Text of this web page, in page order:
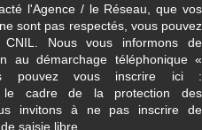
l'Agence / le Réseau, que vos
sont pas respectés, vous pouvez
Nous vous informons de
au démarchage téléphonique «
pouvez vous inscrire ici :
cadre de la protection des
invitons à ne pas inscrire de
saisie libre.